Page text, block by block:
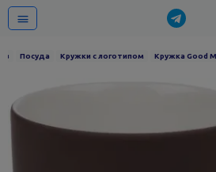
Посуда Кружки с логотипом Кружка Good